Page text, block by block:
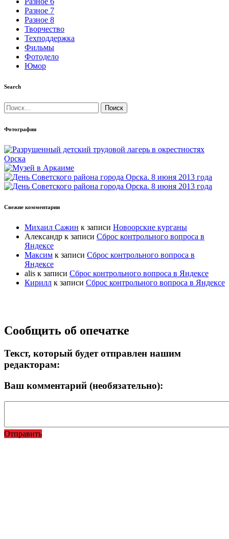
Разное 7
Разное 8
Творчество
Техподдержка
Фильмы
Фотодело
Юмор
Search
Найти:
Фотографии
Свежие комментарии
Михаил Сажин к записи Новоорские курганы
Александр к записи Сброс контрольного вопроса в
Яндексе
Максим к записи Сброс контрольного вопроса в
Яндексе
alis к записи Сброс контрольного вопроса в Яндексе
Кирилл к записи Сброс контрольного вопроса в Яндексе
Прокрутка
вверх
Сообщить об опечатке
Текст, который будет отправлен нашим
редакторам:
Ваш комментарий (необязательно):
Отправить